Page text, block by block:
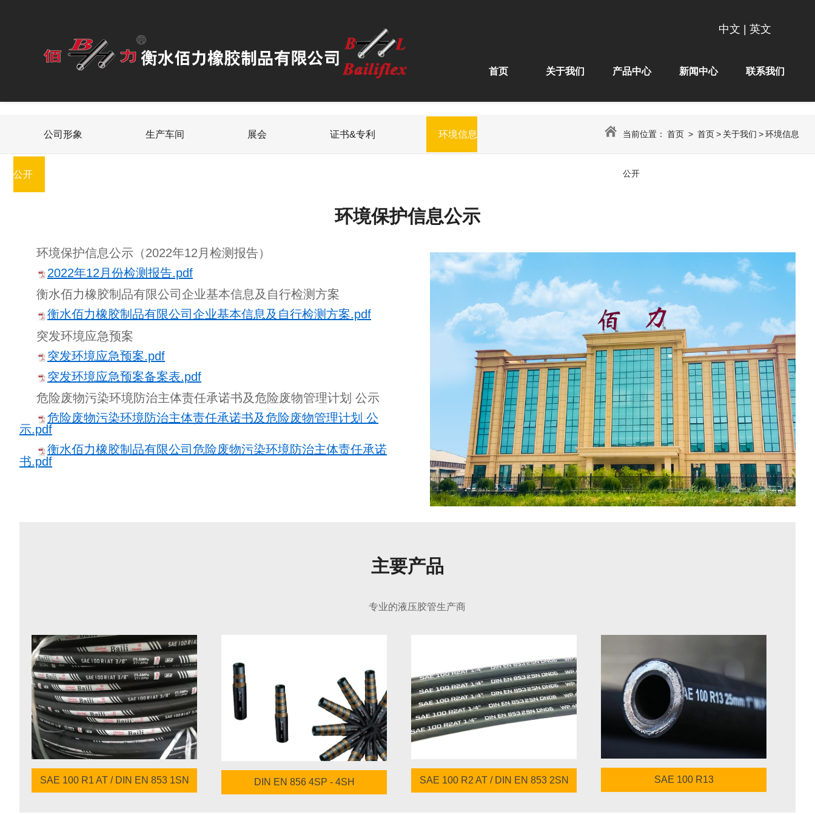
中文 英文
首页 关于我们 产品中心 新闻中心 联系我们
公司形象 生产车间 展会 证书&专利 环境信息
公开
当前位置： 首页 > 首页> 关于我们 >环境信息
公开
环境保护信息公示
环境保护信息公示（2022年12月检测报告）
2022年12月份检测报告.pdf
衡水佰力橡胶制品有限公司企业基本信息及自行检测方案
衡水佰力橡胶制品有限公司企业基本信息及自行检测方案.pdf
突发环境应急预案
突发环境应急预案.pdf
突发环境应急预案备案表.pdf
危险废物污染环境防治主体责任承诺书及危险废物管理计划 公示
危险废物污染环境防治主体责任承诺书及危险废物管理计划 公
示.pdf
衡水佰力橡胶制品有限公司危险废物污染环境防治主体责任承诺
书.pdf
主要产品
专业的液压胶管生产商
SAE 100 R1 AT / DIN EN 853 1SN DIN EN 856 4SP - 4SH SAE 100 R2 AT / DIN EN 853 2SN SAE 100 R13